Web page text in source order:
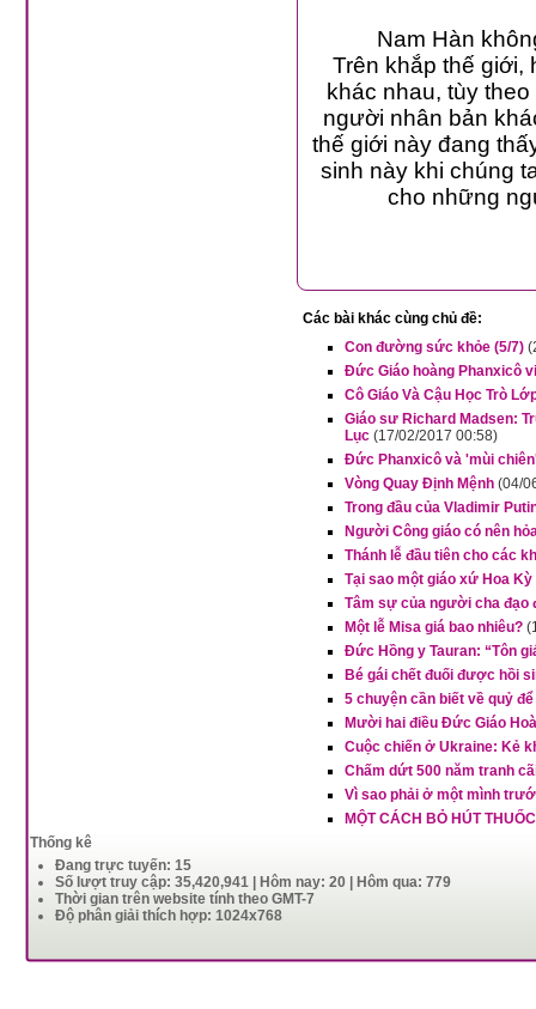
Nam Hàn
Trên khắp thế giới,
khác nhau, tùy
người nhân bản
thế giới này đang
sinh này khi chúng
cho những
Các bài khác cùng chủ đề:
Con đường sức khỏe (5/7)
Đức Giáo hoàng Phanxicô
Cô Giáo Và Cậu Học Trò
Giáo sư Richard Madsen:
Lục (17/02/2017 00:58)
Đức Phanxicô và 'mùi
Vòng Quay Định Mệnh (04/
Trong đầu của Vladimir
Người Công giáo có nên
Thánh lễ đầu tiên cho các
Tại sao một giáo xứ Hoa
Tâm sự của người cha đạo
Một lễ Misa giá bao nhiêu?
Đức Hồng y Tauran: “Tôn
Bé gái chết đuối được hồi
5 chuyện cần biết về quỷ
Mười hai điều Đức Giáo
Cuộc chiến ở Ukraine: Kẻ
Chấm dứt 500 năm tranh
Vì sao phải ở một mình
MỘT CÁCH BỎ HÚT
Thống kê
Đang trực tuyến: 15
Số lượt truy cập: 35,420,941 | Hôm nay: 20 | Hôm qua: 779
Thời gian trên website tính theo GMT-7
Độ phân giải thích hợp: 1024x768